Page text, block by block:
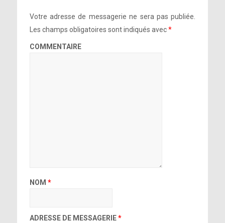
Votre adresse de messagerie ne sera pas publiée.
Les champs obligatoires sont indiqués avec*
COMMENTAIRE
NOM *
ADRESSE DE MESSAGERIE*